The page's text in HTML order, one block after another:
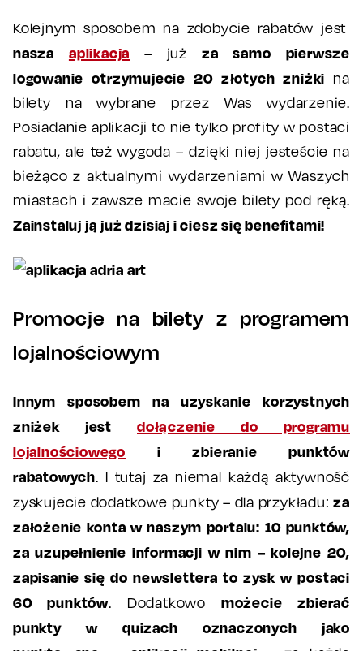
Kolejnym sposobem na zdobycie rabatów jest
nasza aplikacja – już za samo pierwsze
logowanie otrzymujecie 20 złotych zniżki na
bilety na wybrane przez Was wydarzenie.
Posiadanie aplikacji to nie tylko profity w postaci
rabatu, ale też wygoda – dzięki niej jesteście na
bieżąco z aktualnymi wydarzeniami w Waszych
miastach i zawsze macie swoje bilety pod ręką.
Zainstaluj ją już dzisiaj i ciesz się benefitami!
Promocje na bilety z programem
lojalnościowym
Innym sposobem
na uzyskanie korzystnych
zniżek jest
dołączenie do programu
lojalnościowego i zbieranie punktów
rabatowych. I tutaj za niemal każdą aktywność
zyskujecie dodatkowe punkty – dla przykładu:za
założenie konta w naszym portalu: 10 punktów,
za uzupełnienie informacji w nim – kolejne 20,
zapisanie się do newslettera to zysk w postaci
60 punktów. Dodatkowo możecie zbierać
punkty w quizach oznaczonych jako